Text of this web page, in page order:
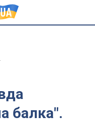
балка".